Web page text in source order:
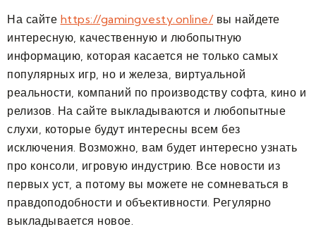
На сайте https://gamingvesty.online/вы найдете
интересную, качественную и любопытную
информацию, которая касается не только самых
популярных игр, но и железа, виртуальной
реальности, компаний по производству софта, кино и
релизов. На сайте выкладываются и любопытные
слухи, которые будут интересны всем без
исключения. Возможно, вам будет интересно узнать
про консоли, игровую индустрию. Все новости из
первых уст, а потому вы можете не сомневаться в
правдоподобности и объективности. Регулярно
выкладывается новое.